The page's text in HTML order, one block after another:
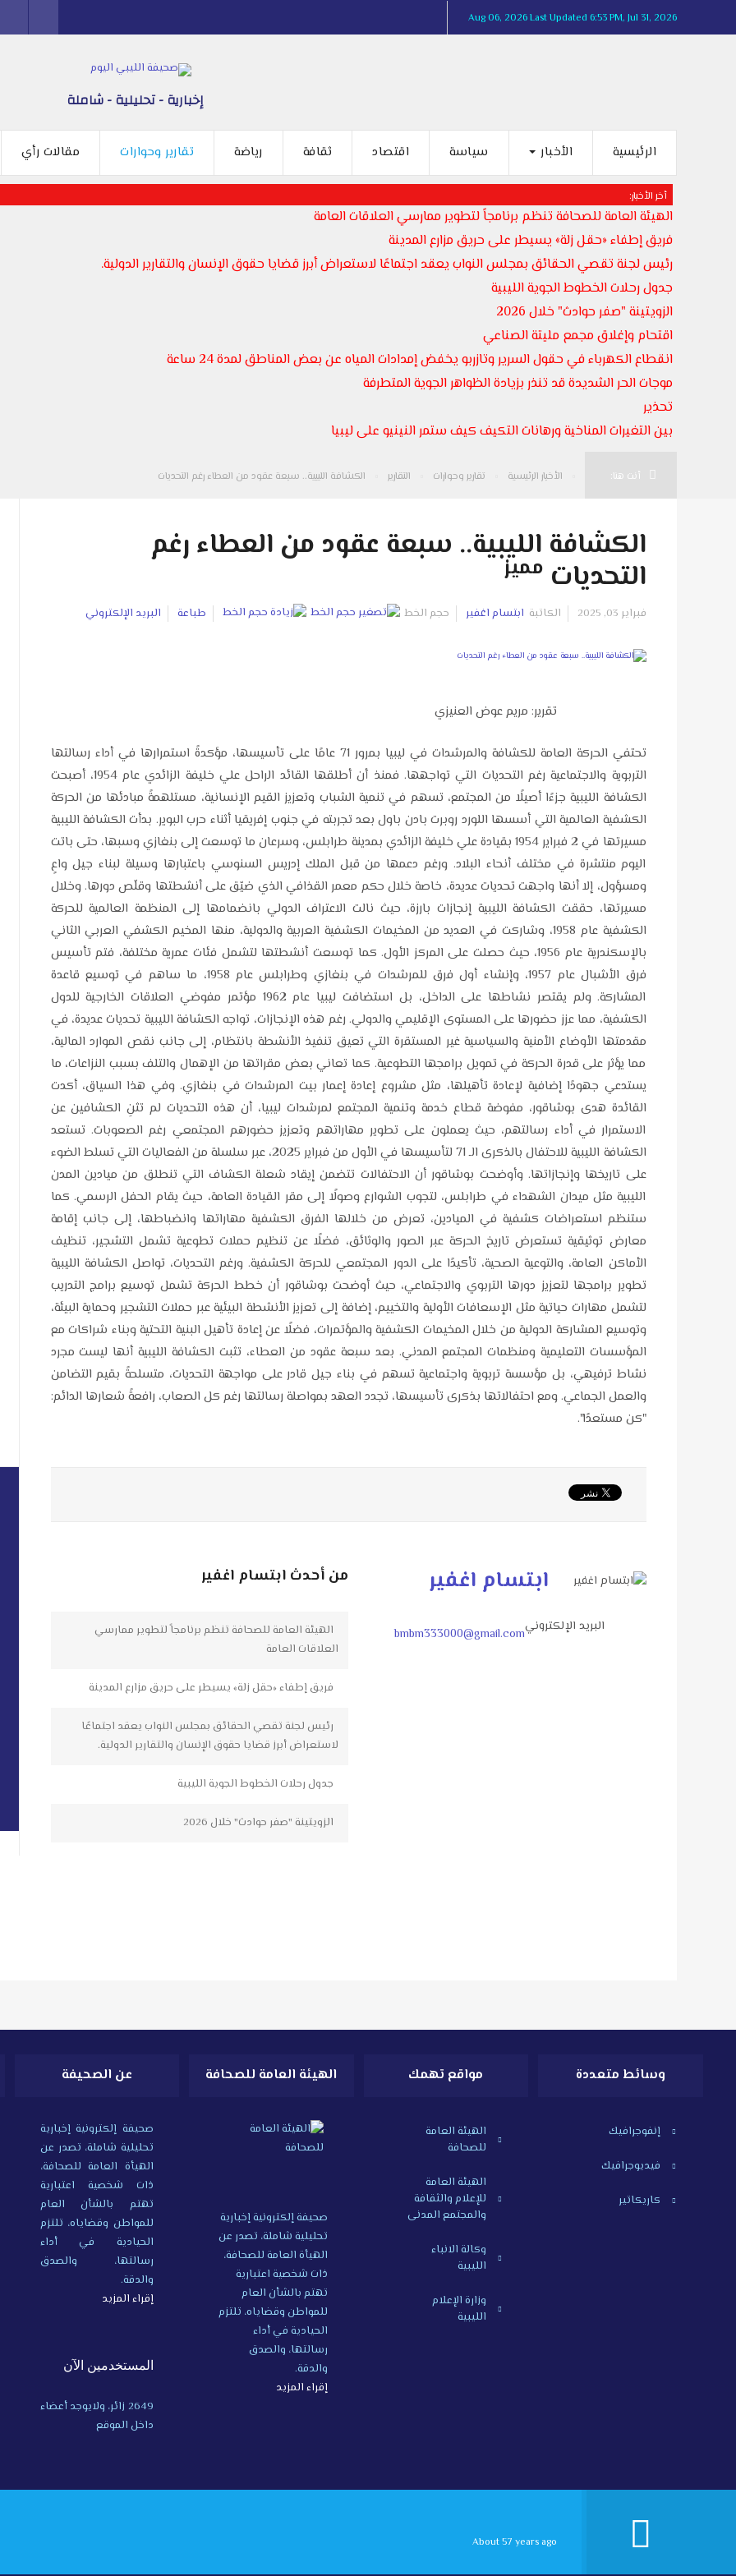
Aug 06, 2026Last Updated 6:53 PM, Jul 31, 2026
إخبارية - تحليلية - شاملة
الرئيسية الأخبار سياسة اقتصاد ثقافة رياضة تقارير وحوارات مقالات رأي
أخر الأخبار:
الهيئة العامة للصحافة تنظم برنامجاً لتطوير ممارسي العلاقات العامة
فريق إطفاء «حقل زلة» يسيطر على حريق مزارع المدينة
رئيس لجنة تقصي الحقائق بمجلس النواب يعقد اجتماعًا لاستعراض أبرز قضايا حقوق الإنسان والتقارير الدولية.
جدول رحلات الخطوط الجوية الليبية
الزويتينة "صفر حوادث" خلال 2026
اقتحام وإغلاق مجمع مليتة الصناعي
انقطاع الكهرباء في حقول السرير وتازربو يخفض إمدادات المياه عن بعض المناطق لمدة 24 ساعة
موجات الحر الشديدة قد تنذر بزيادة الظواهر الجوية المتطرفة
تحذير
بين التغيرات المناخية ورهانات التكيف كيف ستمر النينيو على ليبيا
أنت هنا: الأخبار الرئيسية تقارير وحوارات التقارير الكشافة الليبية.. سبعة عقود من العطاء رغم التحديات
الكشافة الليبية.. سبعة عقود من العطاء رغم
التحديات مميز
فبراير 03, 2025 الكاتبة ابتسام اغفير حجم الخط طباعة البريد الإلكتروني
تقرير: مريم عوض العنيزي
تحتفي الحركة العامة للكشافة والمرشدات في ليبيا بمرور 71 عامًا على تأسيسها، مؤكدةً استمرارها في أداء رسالتها
التربوية والاجتماعية رغم التحديات التي تواجهها. فمنذ أن أطلقها القائد الراحل علي خليفة الزائدي عام 1954، أصبحت
الكشافة الليبية جزءًا أصيلًا من المجتمع، تسهم في تنمية الشباب وتعزيز القيم الإنسانية، مستلهمةً مبادئها من الحركة
الكشفية العالمية التي أسسها اللورد روبرت بادن باول بعد تجربته في جنوب إفريقيا أثناء حرب البوير. بدأت الكشافة الليبية
مسيرتها في 2 فبراير 1954 بقيادة علي خليفة الزائدي بمدينة طرابلس، وسرعان ما توسعت إلى بنغازي وسبها، حتى باتت
اليوم منتشرة في مختلف أنحاء البلاد. ورغم دعمها من قبل الملك إدريس السنوسي باعتبارها وسيلة لبناء جيل واعٍ
ومسؤول، إلا أنها واجهت تحديات عديدة، خاصة خلال حكم معمر القذافي الذي ضيّق على أنشطتها وقلّص دورها. وخلال
مسيرتها، حققت الكشافة الليبية إنجازات بارزة، حيث نالت الاعتراف الدولي بانضمامها إلى المنظمة العالمية للحركة
الكشفية عام 1958، وشاركت في العديد من المخيمات الكشفية العربية والدولية، منها المخيم الكشفي العربي الثاني
بالإسكندرية عام 1956، حيث حصلت على المركز الأول. كما توسعت أنشطتها لتشمل فئات عمرية مختلفة، فتم تأسيس
فرق الأشبال عام 1957، وإنشاء أول فرق للمرشدات في بنغازي وطرابلس عام 1958، ما ساهم في توسيع قاعدة
المشاركة. ولم يقتصر نشاطها على الداخل، بل استضافت ليبيا عام 1962 مؤتمر مفوضي العلاقات الخارجية للدول
الكشفية، مما عزز حضورها على المستوى الإقليمي والدولي. رغم هذه الإنجازات، تواجه الكشافة الليبية تحديات عديدة، في
مقدمتها الأوضاع الأمنية والسياسية غير المستقرة التي تعيق تنفيذ الأنشطة بانتظام، إلى جانب نقص الموارد المالية،
مما يؤثر على قدرة الحركة في تمويل برامجها التطوعية. كما تعاني بعض مقراتها من الإهمال والتلف بسبب النزاعات، ما
يستدعي جهودًا إضافية لإعادة تأهيلها، مثل مشروع إعادة إعمار بيت المرشدات في بنغازي. وفي هذا السياق، أكدت
القائدة هدى بوشاقور، مفوضة قطاع خدمة وتنمية المجتمع لمرشدات ليبيا، أن هذه التحديات لم تثنِ الكشافين عن
الاستمرار في أداء رسالتهم، حيث يعملون على تطوير مهاراتهم وتعزيز حضورهم المجتمعي رغم الصعوبات. تستعد
الكشافة الليبية للاحتفال بالذكرى الـ 71 لتأسيسها في الأول من فبراير 2025، عبر سلسلة من الفعاليات التي تسلط الضوء
على تاريخها وإنجازاتها. وأوضحت بوشاقور أن الاحتفالات تتضمن إيقاد شعلة الكشاف التي تنطلق من ميادين المدن
الليبية مثل ميدان الشهداء في طرابلس، لتجوب الشوارع وصولًا إلى مقر القيادة العامة، حيث يقام الحفل الرسمي. كما
ستنظم استعراضات كشفية في الميادين، تعرض من خلالها الفرق الكشفية مهاراتها وانضباطها، إلى جانب إقامة
معارض توثيقية تستعرض تاريخ الحركة عبر الصور والوثائق، فضلًا عن تنظيم حملات تطوعية تشمل التشجير، تنظيف
الأماكن العامة، والتوعية الصحية، تأكيدًا على الدور المجتمعي للحركة الكشفية. ورغم التحديات، تواصل الكشافة الليبية
تطوير برامجها لتعزيز دورها التربوي والاجتماعي، حيث أوضحت بوشاقور أن خطط الحركة تشمل توسيع برامج التدريب
لتشمل مهارات حياتية مثل الإسعافات الأولية والتخييم، إضافة إلى تعزيز الأنشطة البيئية عبر حملات التشجير وحماية البيئة،
وتوسيع المشاركة الدولية من خلال المخيمات الكشفية والمؤتمرات، فضلًا عن إعادة تأهيل البنية التحتية وبناء شراكات مع
المؤسسات التعليمية ومنظمات المجتمع المدني. بعد سبعة عقود من العطاء، تثبت الكشافة الليبية أنها ليست مجرد
نشاط ترفيهي، بل مؤسسة تربوية واجتماعية تسهم في بناء جيل قادر على مواجهة التحديات، متسلحةً بقيم التضامن
والعمل الجماعي. ومع احتفالاتها بذكرى تأسيسها، تجدد العهد بمواصلة رسالتها رغم كل الصعاب، رافعةً شعارها الدائم:
"كن مستعدًا".
ابتسام اغفير
البريد الإلكترونيbmbm333000@gmail.com
من أحدث ابتسام اغفير
الهيئة العامة للصحافة تنظم برنامجاً لتطوير ممارسي
العلاقات العامة
فريق إطفاء «حقل زلة» يسيطر على حريق مزارع المدينة
رئيس لجنة تقصي الحقائق بمجلس النواب يعقد اجتماعًا
لاستعراض أبرز قضايا حقوق الإنسان والتقارير الدولية.
جدول رحلات الخطوط الجوية الليبية
الزويتينة "صفر حوادث" خلال 2026
وسائط متعددة
إنفوجرافيك
فيديوجرافيك
كاريكاتير
مواقع تهمك
الهيئة العامة
للصحافة
الهيئة العامة
للإعلام والثقافة
والمجتمع المدنى
وكالة الانباء
الليبية
وزارة الإعلام
الليبية
الهيئة العامة للصحافة
صحيفة إلكترونية إخبارية
تحليلية شاملة، تصدر عن
الهيأة العامة للصحافة،
ذات شخصية اعتبارية
تهتم بالشأن العام
للمواطن وقضاياه، تلتزم
الحيادية في أداء
رسالتها، والصدق
والدقة.
إقراء المزيد
عن الصحيفة
صحيفة إلكترونية إخبارية
تحليلية شاملة، تصدر عن
الهيأة العامة للصحافة،
ذات شخصية اعتبارية
تهتم بالشأن العام
للمواطن وقضاياه، تلتزم
الحيادية في أداء
رسالتها، والصدق
والدقة.
إقراء المزيد
المستخدمين الآن
2649 زائر، ولايوجد أعضاء
داخل الموقع
About 57 years ago